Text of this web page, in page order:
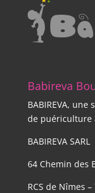
Babireva
BABIREVA,
de puériculture
BABIREVA
64 Chemin des
RCS de Nîmes